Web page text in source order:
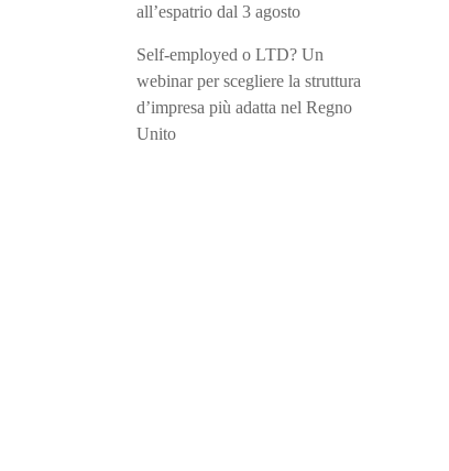
all’espatrio dal 3 agosto
Self-employed o LTD? Un
webinar per scegliere la struttura
d’impresa più adatta nel Regno
Unito